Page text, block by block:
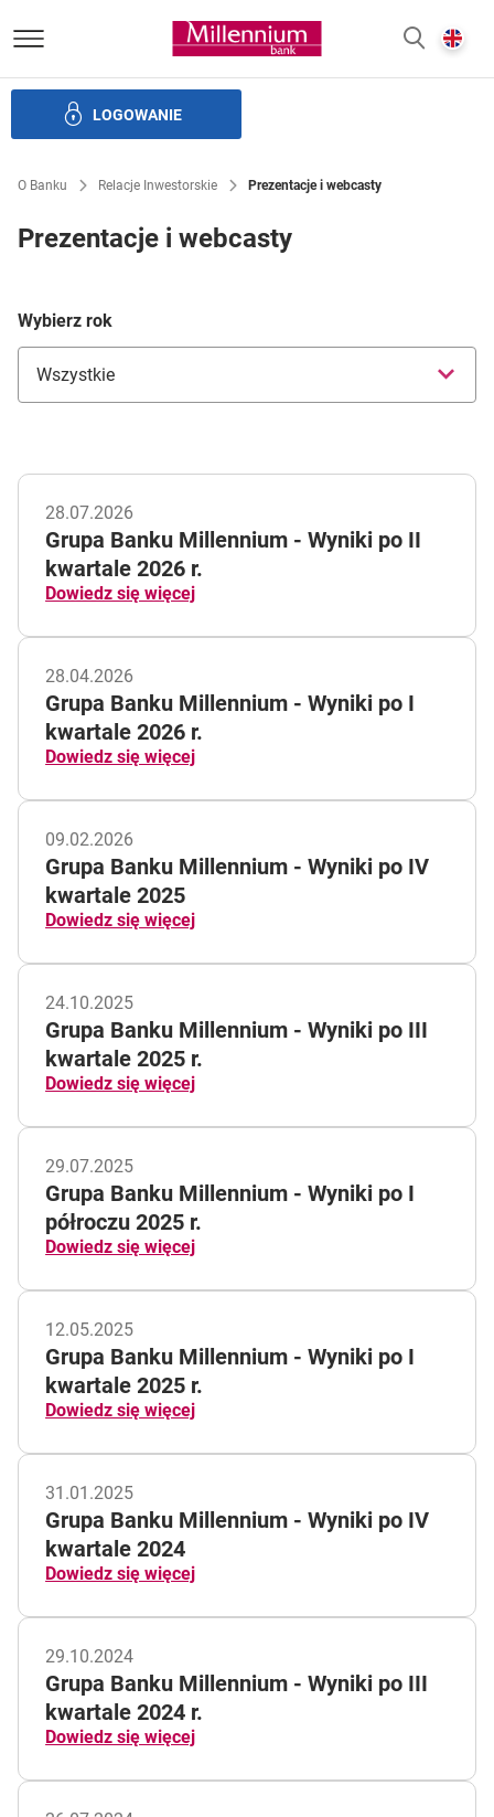
Bank Millennium homepage
LOGOWANIE
O Banku Relacje Inwestorskie Prezentacje i webcasty
Prezentacje i webcasty
Wybierz rok
Wszystkie
28.07.2026
Grupa Banku Millennium - Wyniki po II
kwartale 2026 r.
Dowiedz się więcej
28.04.2026
Grupa Banku Millennium - Wyniki po I
kwartale 2026 r.
Dowiedz się więcej
09.02.2026
Grupa Banku Millennium - Wyniki po IV
kwartale 2025
Dowiedz się więcej
24.10.2025
Grupa Banku Millennium - Wyniki po III
kwartale 2025 r.
Dowiedz się więcej
29.07.2025
Grupa Banku Millennium - Wyniki po I
półroczu 2025 r.
Dowiedz się więcej
12.05.2025
Grupa Banku Millennium - Wyniki po I
kwartale 2025 r.
Dowiedz się więcej
31.01.2025
Grupa Banku Millennium - Wyniki po IV
kwartale 2024
Dowiedz się więcej
29.10.2024
Grupa Banku Millennium - Wyniki po III
kwartale 2024 r.
Dowiedz się więcej